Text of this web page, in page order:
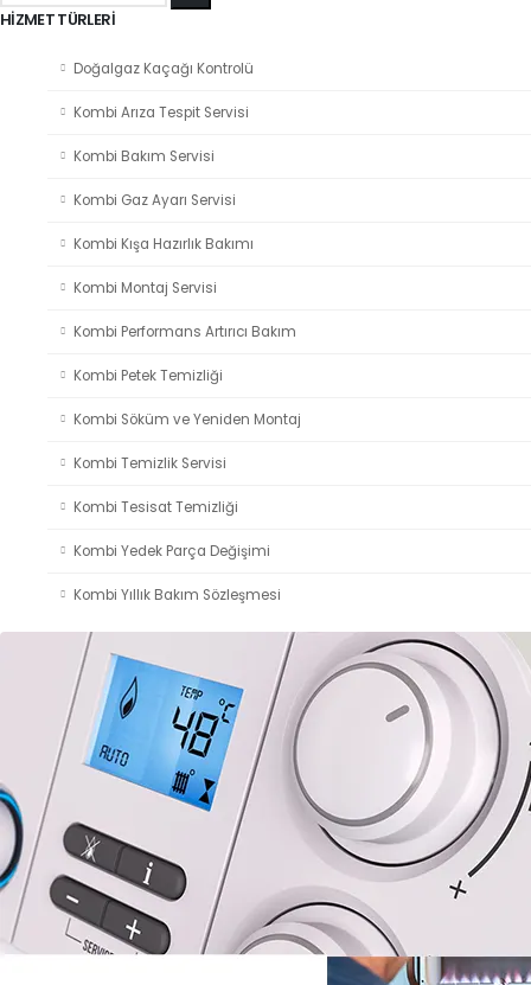
HIZMET TÜRLERI
Doğalgaz Kaçağı Kontrolü
Kombi Arıza Tespit Servisi
Kombi Bakım Servisi
Kombi Gaz Ayarı Servisi
Kombi Kışa Hazırlık Bakımı
Kombi Montaj Servisi
Kombi Performans Artırıcı Bakım
Kombi Petek Temizliği
Kombi Söküm ve Yeniden Montaj
Kombi Temizlik Servisi
Kombi Tesisat Temizliği
Kombi Yedek Parça Değişimi
Kombi Yıllık Bakım Sözleşmesi